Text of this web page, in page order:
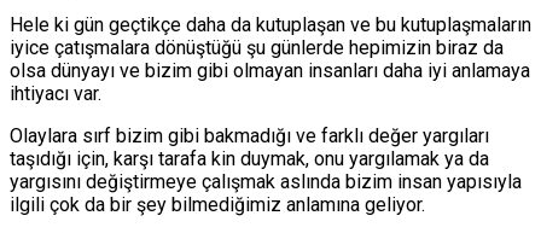
Hele ki gün geçtikçe daha da kutuplaşan ve bu kutuplaşmaların
iyice çatışmalara dönüştüğü şu günlerde hepimizin biraz da
olsa dünyayı ve bizim gibi olmayan insanları daha iyi anlamaya
ihtiyacı var.
Olaylara sırf bizim gibi bakmadığı ve farklı değer yargıları
taşıdığı için, karşı tarafa kin duymak, onu yargılamak ya da
yargısını değiştirmeye çalışmak aslında bizim insan yapısıyla
ilgili çok da bir şey bilmediğimiz anlamına geliyor.